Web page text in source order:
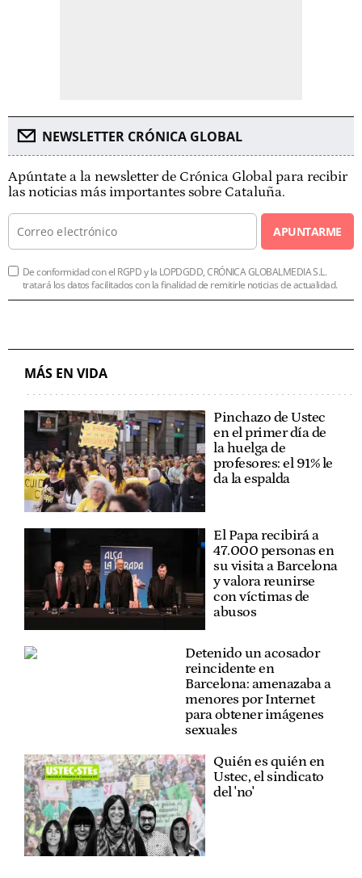
NEWSLETTER CRÓNICA GLOBAL
Apúntate a la newsletter de Crónica Global para recibir
las noticias más importantes sobre Cataluña.
APUNTARME
De conformidad con el RGPD y la LOPDGDD, CRÓNICA GLOBALMEDIA S.L.
tratará los datos facilitados con la finalidad de remitirle noticias de actualidad.
MÁS EN VIDA
Pinchazo de Ustec
en el primer día de
la huelga de
profesores: el 91% le
da la espalda
El Papa recibirá a
47.000 personas en
su visita a Barcelona
y valora reunirse
con víctimas de
abusos
Detenido un acosador
reincidente en
Barcelona: amenazaba a
menores por Internet
para obtener imágenes
sexuales
Quién es quién en
Ustec, el sindicato
del 'no'